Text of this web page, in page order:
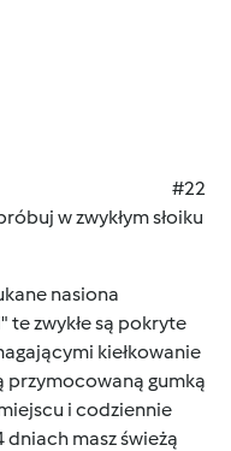
#22
w zwykłym słoiku
nasiona
te zwykłe są pokryte
kiełkowanie
przymocowaną gumką
i codziennie
dniach masz świeżą